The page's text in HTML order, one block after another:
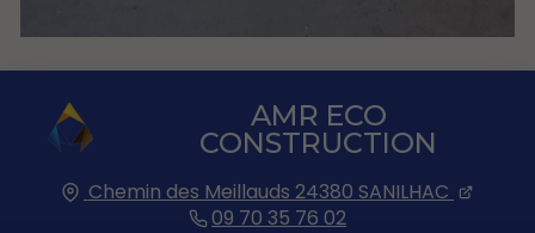
AMR ECO
CONSTRUCTION
Chemin des Meillauds 24380 SANILHAC
09 70 35 76 02